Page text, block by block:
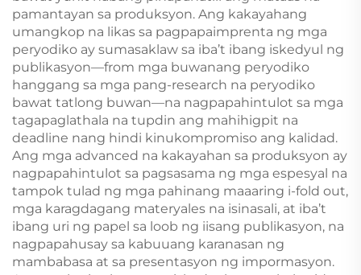
pamantayan sa produksyon. Ang kakayahang
umangkop na likas sa pagpapaimprenta ng mga
peryodiko ay sumasaklaw sa iba’t ibang iskedyul ng
publikasyon—from mga buwanang peryodiko
hanggang sa mga pang-research na peryodiko
bawat tatlong buwan—na nagpapahintulot sa mga
tagapaglathala na tupdin ang mahihigpit na
deadline nang hindi kinukompromiso ang kalidad.
Ang mga advanced na kakayahan sa produksyon ay
nagpapahintulot sa pagsasama ng mga espesyal na
tampok tulad ng mga pahinang maaaring i-fold out,
mga karagdagang materyales na isinasali, at iba’t
ibang uri ng papel sa loob ng iisang publikasyon, na
nagpapahusay sa kabuuang karanasan ng
mambabasa at sa presentasyon ng impormasyon.